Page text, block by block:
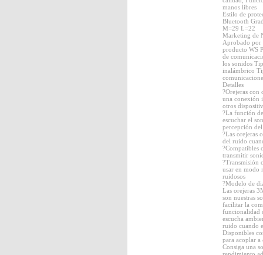
manos libres
Estilo de
Bluetooth
M=29 L=22
Marketing de
Aprobado por
producto WS
de
los sonidos
inalámbrico
Detalles
?Orejeras con
una conexión
otros
?La función
escuchar el
percepción
?Las orejeras
del ruido
?Compatibles
transmitir
?Transmisión
usar en modo
ruidosos
?Modelo de
Las orejeras
son nuestras
facilitar la
funcionalidad
escucha
ruido cuando
Disponibles
para acoplar a
Consiga una